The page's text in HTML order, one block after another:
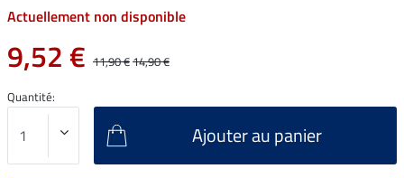
Actuellement non disponible
9,52 € 11,90 €14,90 €
Quantité:
Ajouter au panier